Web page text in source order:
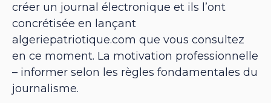
créer un journal électronique et ils l’ont
concrétisée en lançant
algeriepatriotique.com que vous consultez
en ce moment. La motivation professionnelle
– informer selon les règles fondamentales du
journalisme.